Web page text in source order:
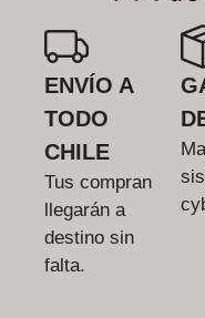
ENVÍO A
TODO
CHILE
Tus compran
llegarán a
destino sin
falta.